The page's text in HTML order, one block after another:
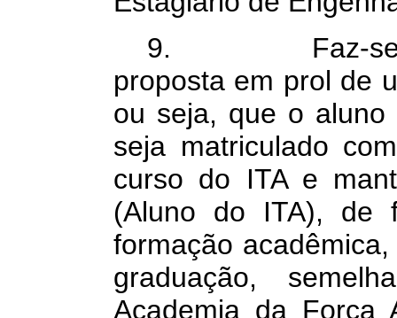
9. Faz-se
proposta em prol de
ou seja, que o aluno
seja matriculado
curso do ITA e
(Aluno do ITA), de
formação
graduação,
Academia da Força